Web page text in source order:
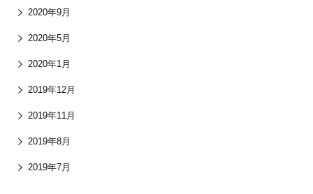
2020年9月
2020年5月
2020年1月
2019年12月
2019年11月
2019年8月
2019年7月